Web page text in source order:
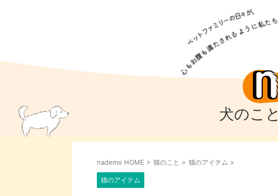
犬のこと
犬のこと
犬のしつけ
犬のアイテム
猫のこと
猫のしつけ
猫のアイテム
ペットフード
nademo HOME > 猫のこと > 猫のアイテム >
猫のアイテム